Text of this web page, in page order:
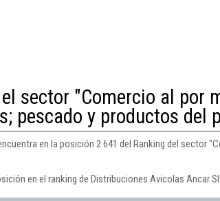
sector "Comercio al por
pescado y productos del
en la posición 2.641 del Ranking del sector
en el ranking de Distribuciones Avicolas Ancar